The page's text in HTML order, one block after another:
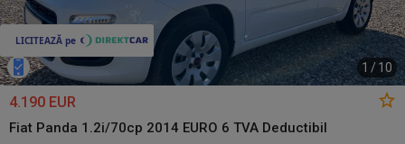
1 /10
4.190 EUR
Fiat Panda 1.2i/70cp 2014 EURO 6 TVA Deductibil